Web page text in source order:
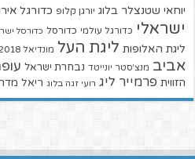
יוחאי שטנצלר בלוג יורגן קלופ כדורגל
ישראלי כדורגל עולמי כדורסל כדורסל
ליגת האלופות ליגת העל מונדיאל 2018
אביב מנצ'סטר יונייטד נבחרת ישראל
הזווית פרמייר ליג רועי זגה בלוג ריאל